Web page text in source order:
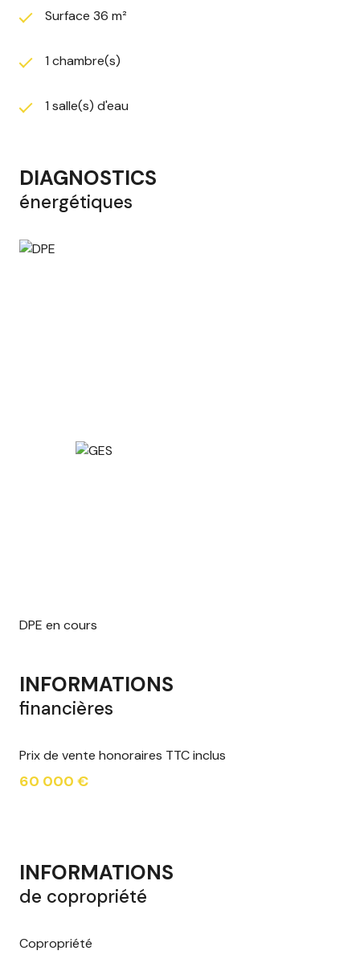
Surface 36 m²
1 chambre(s)
1 salle(s) d'eau
DIAGNOSTICS
énergétiques
DPE en cours
INFORMATIONS
financières
Prix de vente honoraires TTC inclus
60 000 €
INFORMATIONS
de copropriété
Copropriété